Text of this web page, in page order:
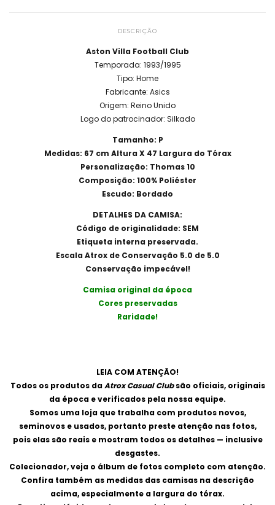
DESCRIÇÃO
Aston Villa Football Club
Temporada: 1993/1995
Tipo: Home
Fabricante: Asics
Origem: Reino Unido
Logo do patrocinador: Silkado
Tamanho: P
Medidas: 67 cm Altura X 47 Largura do Tórax
Personalização: Thomas 10
Composição: 100% Poliéster
Escudo: Bordado
DETALHES DA CAMISA:
Código de originalidade: SEM
Etiqueta interna preservada.
Escala Atrox de Conservação 5.0 de 5.0
Conservação impecável!
Camisa original da época
Cores preservadas
Raridade!
LEIA COM ATENÇÃO!
Todos os produtos daAtrox Casual Clubsão oficiais, originais
da época e verificados pela nossa equipe.
Somos uma loja que trabalha com produtos novos,
seminovos e usados, portanto preste atenção nas fotos,
pois elas são reais e mostram todos os detalhes — inclusive
desgastes.
Colecionador, veja o álbum de fotos completo com atenção.
Confira também as medidas das camisas na descrição
acima, especialmente a largura do tórax.